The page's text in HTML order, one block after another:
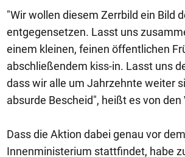
"Wir wollen diesem Zerrbild ein Bild
entgegensetzen. Lasst uns
einem kleinen, feinen öffentlichen
abschließendem kiss-in. Lasst uns
dass wir alle um Jahrzehnte weiter
absurde Bescheid", heißt es von
Dass die Aktion dabei genau vor dem
Innenministerium stattfindet, habe